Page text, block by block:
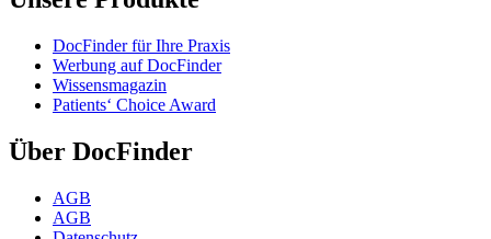
DocFinder für Ihre Praxis
Werbung auf DocFinder
Wissensmagazin
Patients‘ Choice Award
Über DocFinder
AGB
AGB